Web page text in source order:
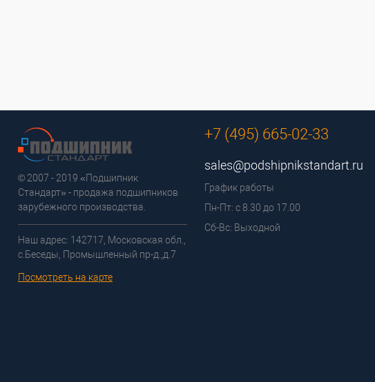
© 2007 - 2019 «Подшипник
Стандарт» - продажа подшипников
зарубежного производства.
Наш адрес: 142717, Московская обл.,
с.Беседы, Промышленный пр-д.,д.7
Посмотреть на карте
+7 (495) 665-02-33
sales@podshipnikstandart.ru
График работы
Пн-Пт: с 8.30 до 17.00
Сб-Вс: Выходной